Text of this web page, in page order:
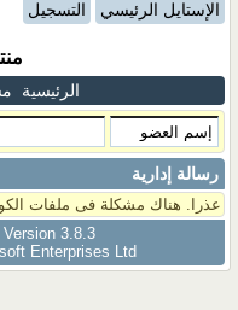
الإستايل الرئيسي التسجيل
الرئيسية
رسالة إدارية
عذرا. هناك مشكلة فى ملفات
3.8.3
Enterprises Ltd.